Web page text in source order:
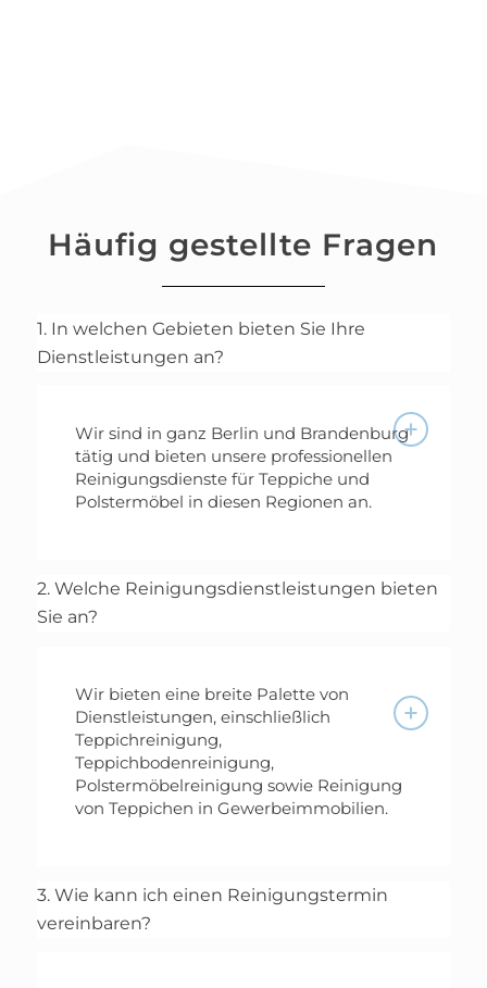
Häufig gestellte Fragen
1. In welchen Gebieten bieten Sie Ihre
Dienstleistungen an?
Wir sind in ganz Berlin und Brandenburg
tätig und bieten unsere professionellen
Reinigungsdienste für Teppiche und
Polstermöbel in diesen Regionen an.
2. Welche Reinigungsdienstleistungen bieten
Sie an?
Wir bieten eine breite Palette von
Dienstleistungen, einschließlich
Teppichreinigung,
Teppichbodenreinigung,
Polstermöbelreinigung sowie Reinigung
von Teppichen in Gewerbeimmobilien.
3. Wie kann ich einen Reinigungstermin
vereinbaren?